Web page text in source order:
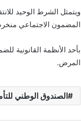
ويتمثل الشرط الوحيد
المضمون الاجتماعي
المرض.
الصندوق الوطني